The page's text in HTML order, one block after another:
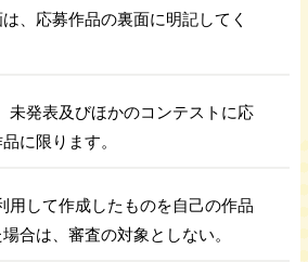
、応募作品の裏面に明記してく
未発表及びほかのコンテストに応
に限ります。
用して作成したものを自己の作品
合は、審査の対象としない。